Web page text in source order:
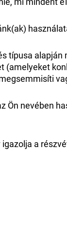
típusa
(amelyeket
Ön nevében
a